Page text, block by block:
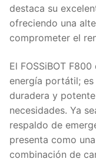
destaca su
ofreciendo una
comprometer el
El FOSSiBOT
energía portátil;
duradera y
necesidades. Ya
respaldo de
presenta como
combinación de